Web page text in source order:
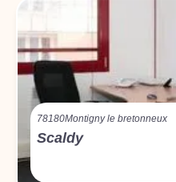
78180Montigny le bretonneux
Scaldy